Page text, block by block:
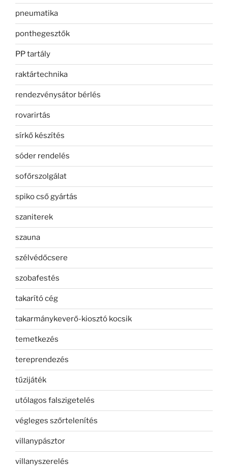
pneumatika
ponthegesztők
PP tartály
raktártechnika
rendezvénysátor bérlés
rovarirtás
sírkő készítés
sóder rendelés
sofőrszolgálat
spiko cső gyártás
szaniterek
szauna
szélvédőcsere
szobafestés
takarító cég
takarmánykeverő-kiosztó kocsik
temetkezés
tereprendezés
tűzijáték
utólagos falszigetelés
végleges szőrtelenítés
villanypásztor
villanyszerelés